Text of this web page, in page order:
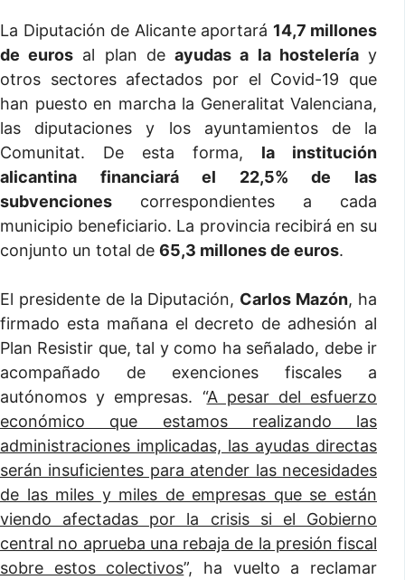
La Diputación de Alicante aportará 14,7 millones
de euros al plan deayudas a la hosteleríay
otros sectores afectados por el Covid-19 que
han puesto en marcha la Generalitat Valenciana,
las diputaciones y los ayuntamientos de la
Comunitat. De esta forma, la institución
alicantina financiará el 22,5% de las
subvenciones correspondientes a cada
municipio beneficiario. La provincia recibirá en su
conjunto un total de 65,3 millones de euros.
El presidente de la Diputación, Carlos Mazón, ha
firmado esta mañana el decreto de adhesión al
Plan Resistir que, tal y como ha señalado, debe ir
acompañado de exenciones fiscales a
autónomos y empresas. “A pesar del esfuerzo
económico que estamos realizando las
administraciones implicadas, las ayudas directas
serán insuficientes para atender las necesidades
de las miles y miles de empresas que se están
viendo afectadas por la crisis si el Gobierno
central no aprueba una rebaja de la presión fiscal
sobre estos colectivos”, ha vuelto a reclamar